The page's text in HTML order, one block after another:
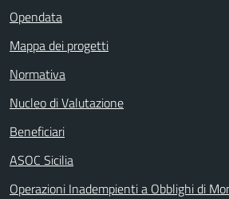
Opendata
Mappa dei progetti
Normativa
Nucleo di Valutazione
Beneficiari
ASOC Sicilia
Operazioni Inadempienti a Obblighi di